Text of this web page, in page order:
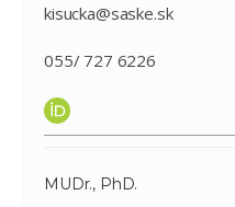
kisucka@saske.sk
055/ 727 6226
MUDr., PhD.